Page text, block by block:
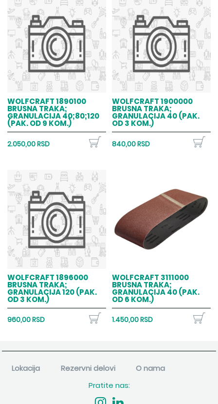
WOLFCRAFT 1890100
BRUSNA TRAKA;
GRANULACIJA 40;80;120
(PAK. OD 9 KOM.)
2.050,00 RSD
WOLFCRAFT 1900000
BRUSNA TRAKA;
GRANULACIJA 40 (PAK.
OD 3 KOM.)
840,00 RSD
WOLFCRAFT 1896000
BRUSNA TRAKA;
GRANULACIJA 120 (PAK.
OD 3 KOM.)
960,00 RSD
WOLFCRAFT 3111000
BRUSNA TRAKA;
GRANULACIJA 40 (PAK.
OD 6 KOM.)
1.450,00 RSD
Lokacija Rezervni delovi
O nama
Pratite nas: